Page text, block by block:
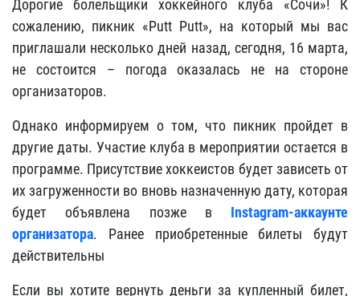
Дорогие болельщики хоккейного клуба «Сочи»! К
сожалению, пикник «Putt Putt», на который мы вас
приглашали несколько дней назад, сегодня, 16 марта,
не состоится – погода оказалась не на стороне
организаторов.
Однако информируем о том, что пикник пройдет в
другие даты. Участие клуба в мероприятии остается в
программе. Присутствие хоккеистов будет зависеть от
их загруженности во вновь назначенную дату, которая
будет объявлена позже в Instagram-аккаунте
организатора. Ранее приобретенные билеты будут
действительны
Если вы хотите вернуть деньги за купленный билет,